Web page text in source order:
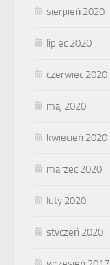
sierpień 2020
lipiec 2020
czerwiec 2020
maj 2020
kwiecień 2020
marzec 2020
luty 2020
styczeń 2020